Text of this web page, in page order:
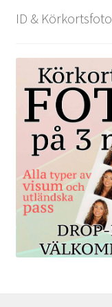
ID & Körkortsfoto